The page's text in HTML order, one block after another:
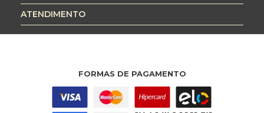
ATENDIMENTO
FORMAS DE PAGAMENTO